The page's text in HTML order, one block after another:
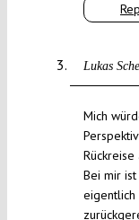
Lukas
Mich
Bei mir
eigentlich